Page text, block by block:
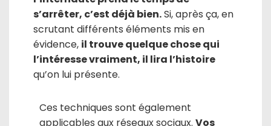
s’arrêter, c’est déjà bien.Si, après ça, en
scrutant différents éléments mis en
évidence, il trouve quelque chose qui
l’intéresse vraiment, il lira l’histoire
qu’on lui présente.
Ces techniques sont également
applicables aux réseaux sociaux. Vos